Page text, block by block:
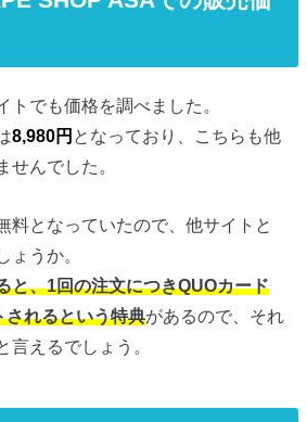
トでも価格を調べました。
8,980円 となっており、こちらも他
せんでした。
料となっていたので、他サイトと
ょうか。
と、1回の注文につきQUOカード
されるという特典があるので、それ
言えるでしょう。